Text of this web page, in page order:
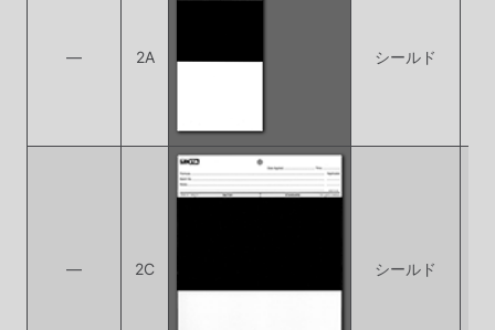
― 2A シールド
― 2C シールド